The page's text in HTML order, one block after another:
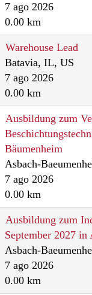
7 ago 2026
0.00 km
Warehouse Lead
Batavia, IL, US
7 ago 2026
0.00 km
Ausbildung zum
Bäumenheim
Asbach-
7 ago 2026
0.00 km
Ausbildung zum
September 2027 in
Asbach-
7 ago 2026
0.00 km